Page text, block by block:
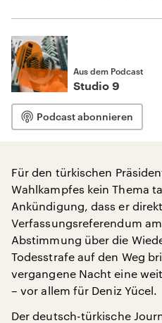
Aus dem Podcast
Studio 9
Podcast abonnieren
Für den türkischen
Wahlkampfes kein Thema
Ankündigung, dass er
Verfassungsreferendum
Abstimmung über die
Todesstrafe auf den Weg
vergangene Nacht eine
– vor allem für Deniz Yücel.
Der deutsch-türkische